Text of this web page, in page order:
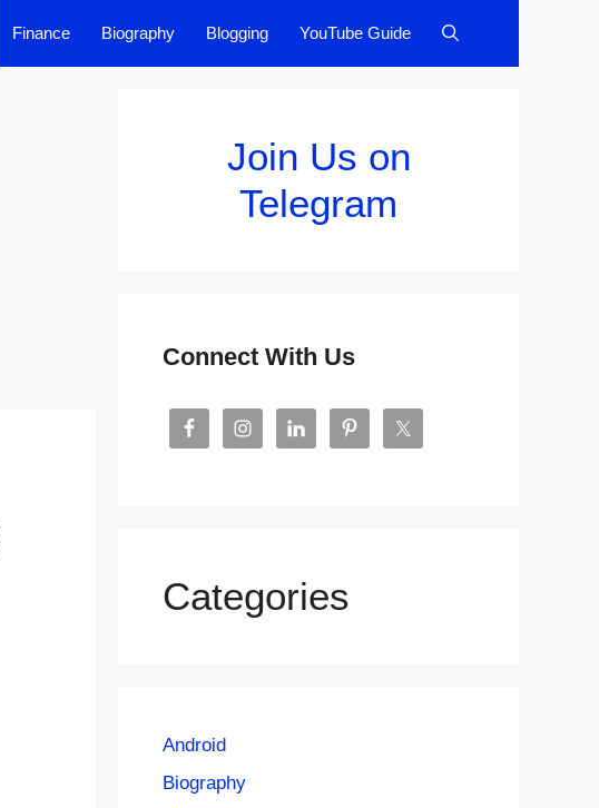
Finance Biography Blogging YouTube Guide
Join Us on
Telegram
Connect With Us
Categories
Android
Biography